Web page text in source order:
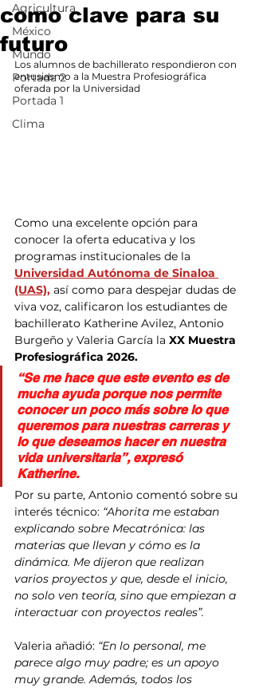
Agricultura
México
Mundo
Portada 2
Portada 1
Clima
como clave para su
futuro
Los alumnos de bachillerato respondieron con
entusiasmo a la Muestra Profesiográfica
oferada por la Universidad
Como una excelente opción para
conocer la oferta educativa y los
programas institucionales de la
Universidad Autónoma de Sinaloa
(UAS), así como para despejar dudas de
viva voz, calificaron los estudiantes de
bachillerato Katherine Avilez, Antonio
Burgeño y Valeria García la XX Muestra
Profesiográfica 2026.
“Se me hace que este evento es de
mucha ayuda porque nos permite
conocer un poco más sobre lo que
queremos para nuestras carreras y
lo que deseamos hacer en nuestra
vida universitaria”, expresó
Katherine.
Por su parte, Antonio comentó sobre su
interés técnico: “Ahorita me estaban
explicando sobre Mecatrónica: las
materias que llevan y cómo es la
dinámica. Me dijeron que realizan
varios proyectos y que, desde el inicio,
no solo ven teoría, sino que empiezan a
interactuar con proyectos reales”.
Valeria añadió: “En lo personal, me
parece algo muy padre; es un apoyo
muy grande. Además, todos los